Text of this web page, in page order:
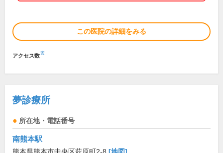
この医院の詳細をみる
アクセス数※
夢診療所
所在地・電話番号
南熊本駅